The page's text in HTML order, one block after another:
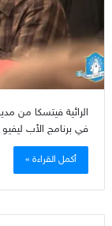
الرائية فيتسكا من
في برنامج الأب
أكمل القراءة »